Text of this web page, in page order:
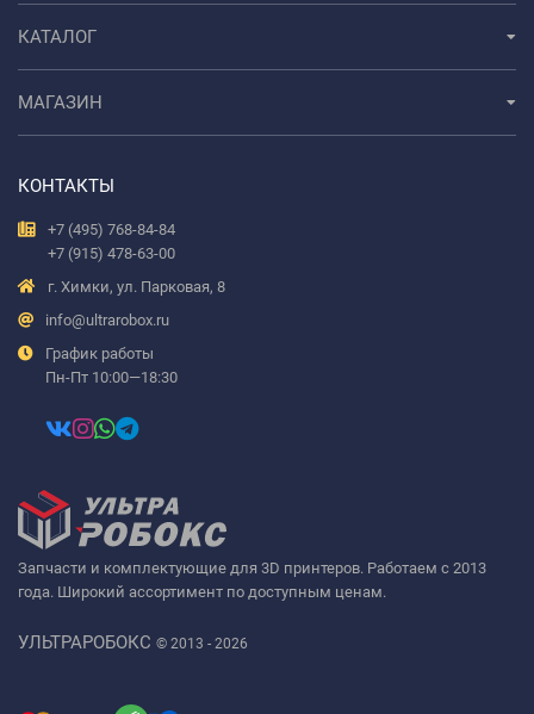
Запчасти и комплектующие для 3D принтеров. Работаем с 2013
года. Широкий ассортимент по доступным ценам.
УЛЬТРАРОБОКС © 2013 - 2026
КАТАЛОГ
МАГАЗИН
КОНТАКТЫ
+7 (495) 768-84-84
+7 (915) 478-63-00
г. Химки, ул. Парковая, 8
info@ultrarobox.ru
График работы
Пн-Пт 10:00—18:30